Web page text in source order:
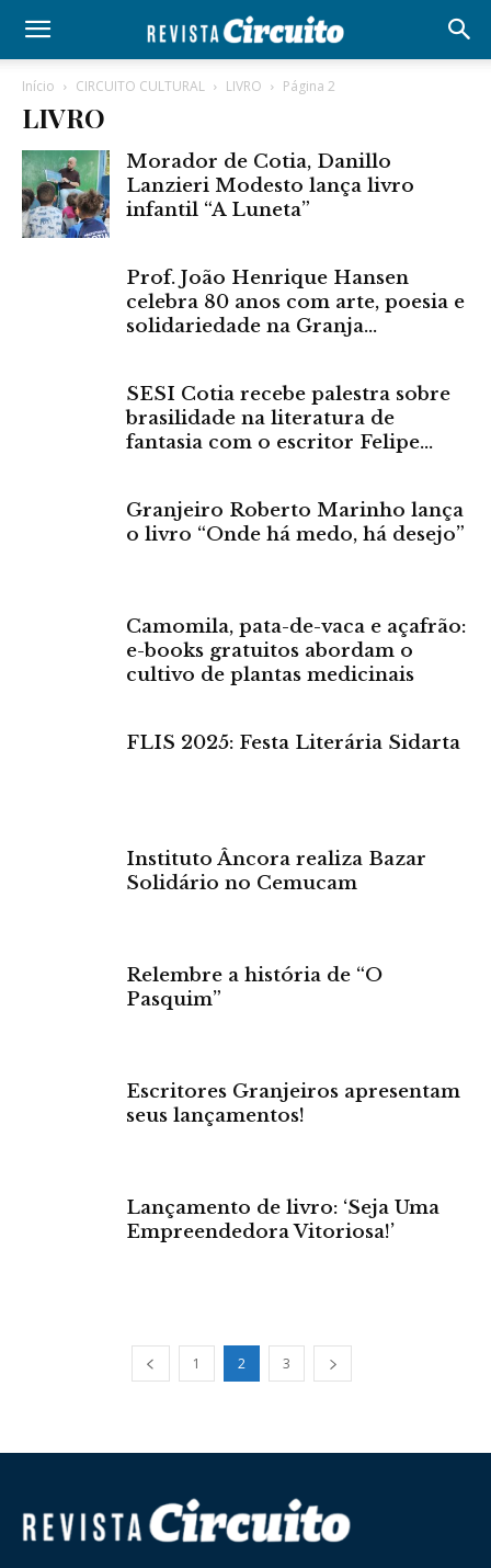
Início CIRCUITO CULTURAL LIVRO Página 2
LIVRO
Morador de Cotia, Danillo
Lanzieri Modesto lança livro
infantil “A Luneta”
Prof. João Henrique Hansen
celebra 80 anos com arte, poesia e
solidariedade na Granja...
SESI Cotia recebe palestra sobre
brasilidade na literatura de
fantasia com o escritor Felipe...
Granjeiro Roberto Marinho lança
o livro “Onde há medo, há desejo”
Camomila, pata-de-vaca e açafrão:
e-books gratuitos abordam o
cultivo de plantas medicinais
FLIS 2025: Festa Literária Sidarta
Instituto Âncora realiza Bazar
Solidário no Cemucam
Relembre a história de “O
Pasquim”
Escritores Granjeiros apresentam
seus lançamentos!
Lançamento de livro: ‘Seja Uma
Empreendedora Vitoriosa!’
1 2 3